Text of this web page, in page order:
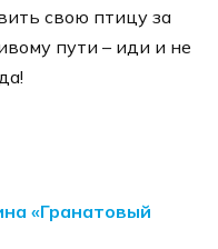
свою птицу за
пути – иди и не
«Гранатовый